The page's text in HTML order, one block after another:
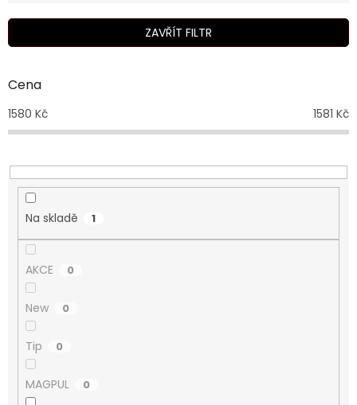
í
r
d
k
t
ZAVŘÍT FILTR
Cena
1580 Kč 1581 Kč
Na skladě 1
AKCE 0
New 0
Tip 0
MAGPUL 0